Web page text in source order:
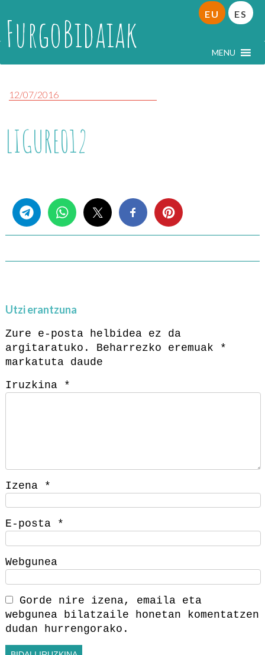
FurgoBidaiak MENU
EU ES
12/07/2016
LIGURE012
Utzi erantzuna
Zure e-posta helbidea ez da
argitaratuko.
Beharrezko eremuak
*
markatuta daude
Iruzkina
*
Izena *
E-posta *
Webgunea
Gorde nire izena, emaila eta
webgunea bilatzaile honetan komentatzen
dudan hurrengorako.